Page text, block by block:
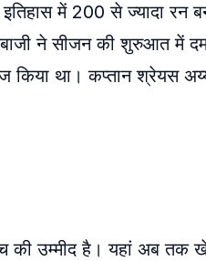
में 200 से ज्यादा रन
ने सीजन की शुरुआत में
किया था। कप्तान श्रेयस
उम्मीद है। यहां अब तक